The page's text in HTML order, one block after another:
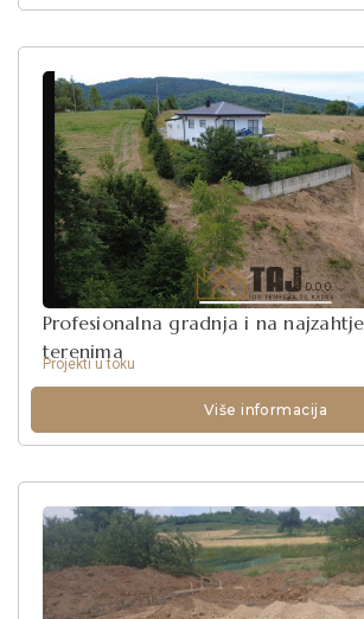
Profesionalna gradnja i na
terenima
Projekti u toku
Više informacija